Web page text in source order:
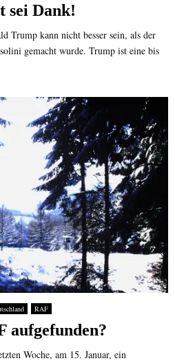
sei Dank!
Trump kann nicht besser sein, als der
gemacht wurde. Trump ist eine bis
RAF
aufgefunden?
Woche, am 15. Januar, ein